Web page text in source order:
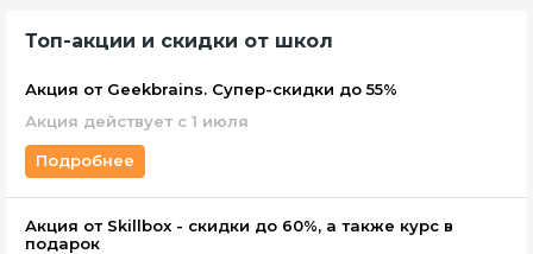
Топ-акции и скидки от школ
Акция от Geekbrains. Супер-скидки до 55%
Акция действует с 1 июля
Подробнее
Акция от Skillbox - скидки до 60%, а также курс в
подарок